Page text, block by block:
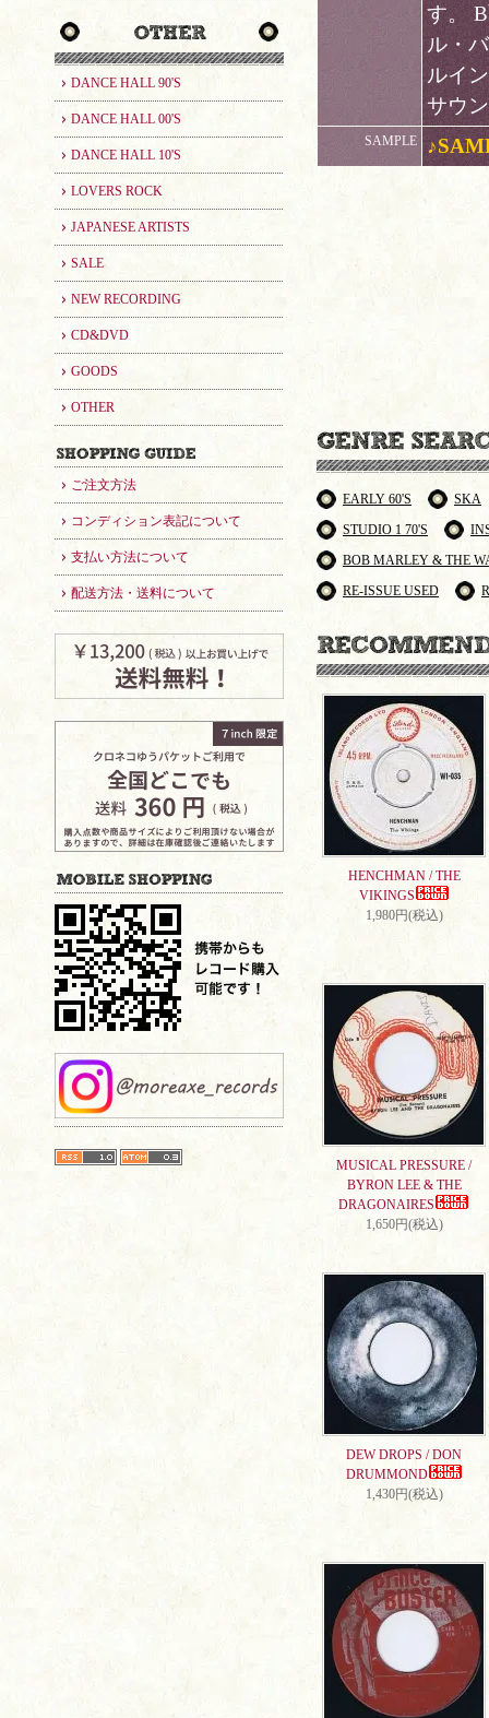
DANCE HALL 90'S
DANCE HALL 00'S
DANCE HALL 10'S
LOVERS ROCK
JAPANESE ARTISTS
SALE
NEW RECORDING
CD&DVD
GOODS
OTHER
ご注文方法
コンディション表記について
支払い方法について
配送方法・送料について
す。
ル・
ルイ
サウ
SAMPLE
EARLY 60'S
SKA
STUDIO 1 70'S
BOB MARLEY & THE
RE-ISSUE USED
HENCHMAN / THE
VIKINGS
1,980円(税込)
MUSICAL PRESSURE /
BYRON LEE & THE
DRAGONAIRES
1,650円(税込)
DEW DROPS / DON
DRUMMOND
1,430円(税込)